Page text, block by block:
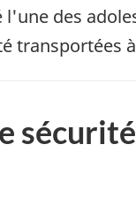
des
transportées
sécurité